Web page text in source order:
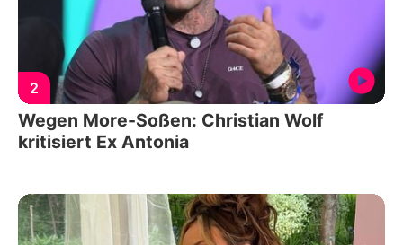
2
Wegen More-Soßen: Christian Wolf
kritisiert Ex Antonia